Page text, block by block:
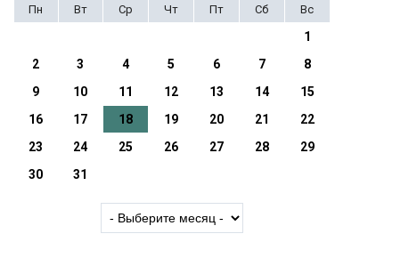
Пн
Вт Ср Чт Пт Сб Вс
1
2
3 4 5 6 7
8
9
10 11 12 13 14
15
16
17 18 19 20 21
22
23
24 25 26 27 28
29
30
31